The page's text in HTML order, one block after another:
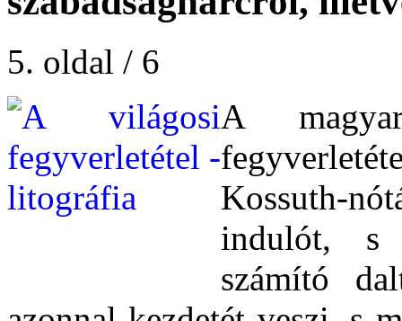
5. oldal / 6
A
Kossuth-
indulót, s
számító